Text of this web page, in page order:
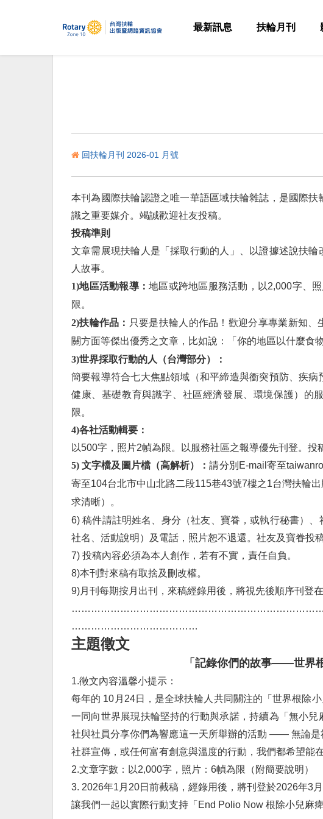
最新訊息 扶輪月刊
回扶輪月刊 2026-01 月號
本刊為國際扶輪認證之唯一華語區域扶輪雜誌，是國際
識之重要媒介。竭誠歡迎社友投稿。
投稿準則
文章需展現扶輪人是「採取行動的人」、以證據述說扶
人故事。
1)地區活動報導：地區或跨地區服務活動，以2,000字、
限。
2)扶輪作品： 只要是扶輪人的作品！歡迎分享專業新知
關方面等傑出優秀之文章，比如說：「你的地區以什麼食
3)世界採取行動的人（台灣部分）：
簡要報導符合七大焦點領域（和平締造與衝突預防、疾
健康、基礎教育與識字、社區經濟發展、環境保護）的
限。
4)各社活動輯要：
以500字，照片2幀為限。以服務社區之報導優先刊登。投
5) 文字檔及圖片檔（高解析）：請分別E-mail寄至
寄至104台北市中山北路二段115巷43號7樓之1台灣扶輪
求清晰）。
6) 稿件請註明姓名、身分（社友、寶眷，或執行秘書）
社名、活動說明）及電話，照片恕不退還。社友及寶眷投
7) 投稿內容必須為本人創作，若有不實，責任自負。
8)本刊對來稿有取捨及刪改權。
9)月刊每期按月出刊，來稿經錄用後，將視先後順序刊登在
… … … … … … … … … … … … … … … … … … … … … … … … … …
… … … … … … … … … … … … …
主題徵文
「記錄你們的故事——世界
1.徵文內容溫馨小提示：
每年的 10月24日，是全球扶輪人共同關注的「世界根除
一同向世界展現扶輪堅持的行動與承諾，持續為「無小
社與社員分享你們為響應這一天所舉辦的活動 —— 無論是
社群宣傳，或任何富有創意與溫度的行動，我們都希望能
2.文章字數：以2,000字，照片：6幀為限（附簡要說明）
3. 2026年1月20日前截稿，經錄用後，將刊登於2026年3月
讓我們一起以實際行動支持「End Polio Now 根除小兒麻